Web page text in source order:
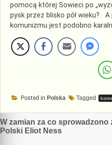
pomocą której Sowieci po
pysk przez blisko pół wieku?
komunizmu jest podobno
Posted in Polska Tagged
Nawigacja
wpisu
W zamian za co sprowadzono
Polski Eliot Ness